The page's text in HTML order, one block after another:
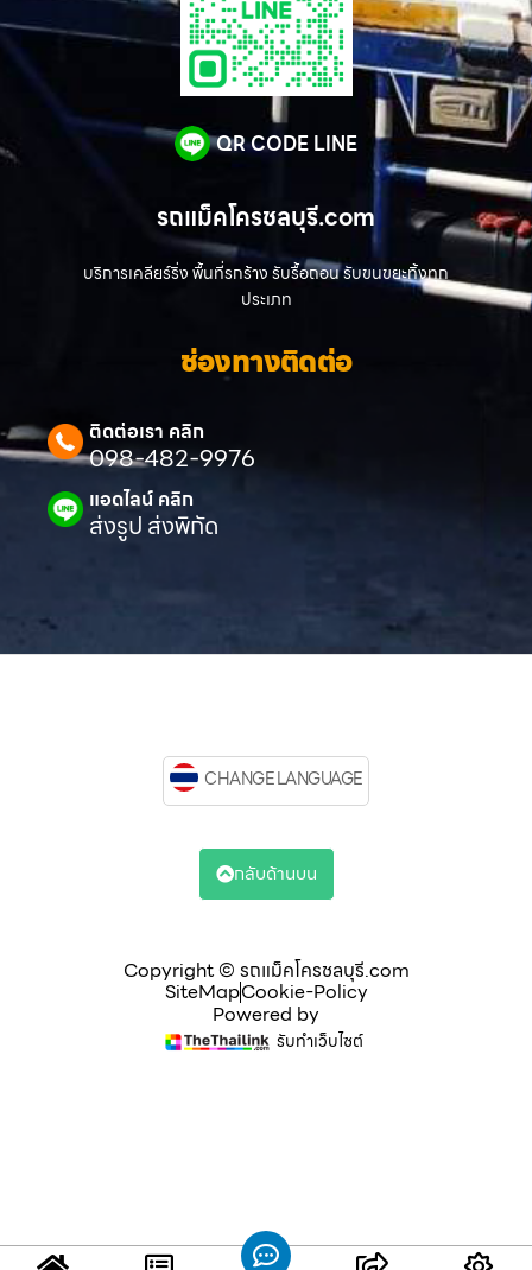
QR CODE LINE
รถแม็คโครชลบุรี.com
บริการเคลียร์ริ่ง พื้นที่รกร้าง รับรื้อถอน รับขนขยะทิ้งทุก
ประเภท
ช่องทางติดต่อ
ติดต่อเรา คลิก
098-482-9976
แอดไลน์ คลิก
ส่งรูป ส่งพิกัด
Copyright © รถแม็คโครชลบุรี.com
SiteMapCookie-Policy
Powered by
รับทำเว็บไซต์
CHANGE LANGUAGE
กลับด้านบน